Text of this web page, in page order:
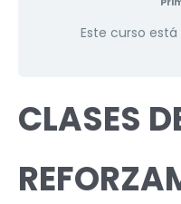
Este curso
CLASES